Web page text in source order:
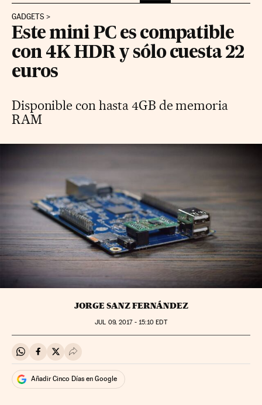
GADGETS
Este mini PC es compatible
con 4K HDR y sólo cuesta 22
euros
Disponible con hasta 4GB de memoria
RAM
JORGE SANZ FERNÁNDEZ
JUL 09, 2017 - 15:10 EDT
Compartir en Whatsapp
Compartir en Facebook
Compartir en Twitter
Desplegar Redes Sociales
Añadir Cinco Días en Google